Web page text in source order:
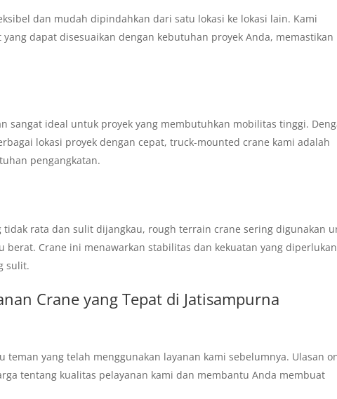
dan mudah dipindahkan dari satu lokasi ke lokasi lain. Kami
dapat disesuaikan dengan kebutuhan proyek Anda, memastikan
sangat ideal untuk proyek yang membutuhkan mobilitas tinggi.
lokasi proyek dengan cepat, truck-mounted crane kami adalah
pengangkatan.
rata dan sulit dijangkau, rough terrain crane sering digunakan
berat. Crane ini menawarkan stabilitas dan kekuatan yang diperlukan
sulit.
Crane yang Tepat di Jatisampurna
yang telah menggunakan layanan kami sebelumnya. Ulasan
tentang kualitas pelayanan kami dan membantu Anda membuat